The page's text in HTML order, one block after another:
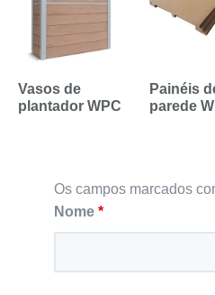
Vasos de
plantador WPC
Painéis
parede
Os campos marcados
Nome *